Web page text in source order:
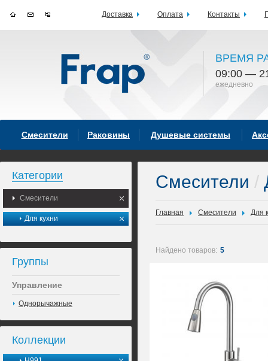
ВРЕМЯ
09:00 —
ежедневно
Смесители Раковины Душевые системы
Категории
Смесители
Для кухни
Группы
Управление
Однорычажные
Коллекции
Смесители /
Главная Смесители Для
Найдено товаров: 5
Доставка Оплата Контакты